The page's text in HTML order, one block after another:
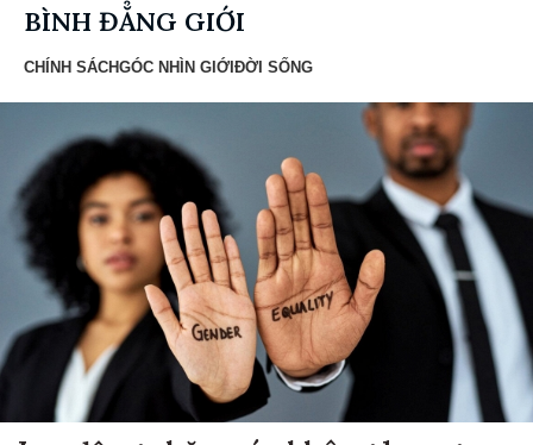
BÌNH ĐẲNG GIỚI
CHÍNH SÁCHGÓC NHÌN GIỚI ĐỜI SỐNG